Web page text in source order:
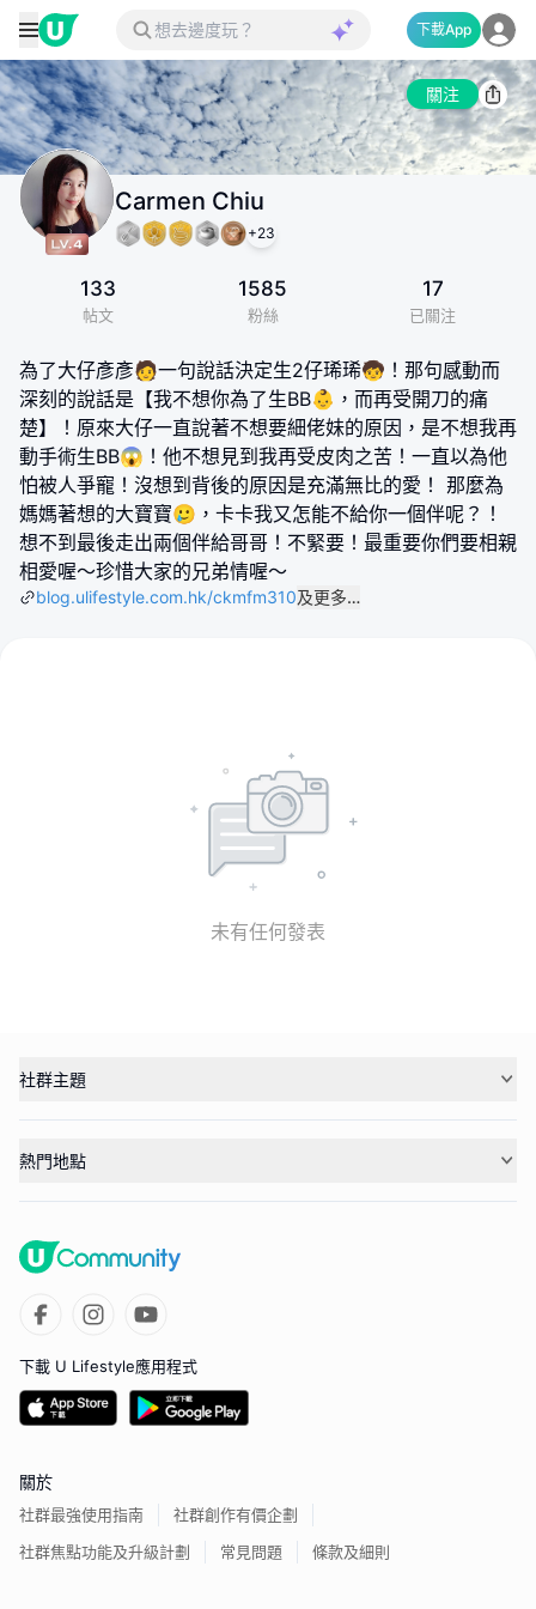
下載App
關注
Carmen Chiu
+23
133
帖文
1585
粉絲
17
已關注
為了大仔彥彥🧑一句說話決定生2仔琋琋🧒！那句感動而
深刻的說話是【我不想你為了生BB👶，而再受開刀的痛
楚】！原來大仔一直說著不想要細佬妹的原因，是不想我再
動手術生BB😱！他不想見到我再受皮肉之苦！一直以為他
怕被人爭寵！沒想到背後的原因是充滿無比的愛！ 那麼為
媽媽著想的大寶寶🥲，卡卡我又怎能不給你一個伴呢？！
想不到最後走出兩個伴給哥哥！不緊要！最重要你們要相親
相愛喔～珍惜大家的兄弟情喔～
blog.ulifestyle.com.hk/ckmfm310及更多…
未有任何發表
社群主題
熱門地點
下載 U Lifestyle應用程式
關於
社群最強使用指南
社群創作有價企劃
社群焦點功能及升級計劃
常見問題 條款及細則